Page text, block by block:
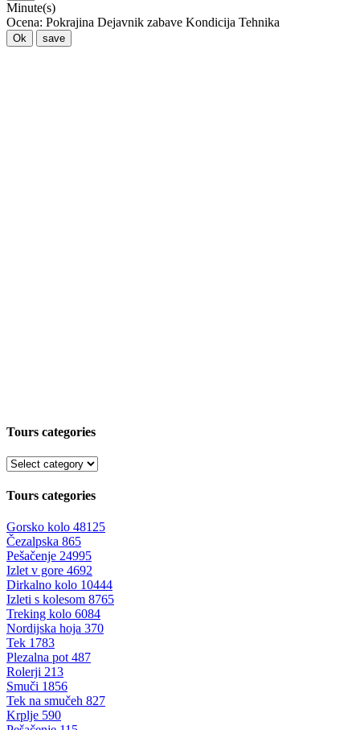
Minute(s)
Ocena: Pokrajina Dejavnik zabave Kondicija Tehnika
Ok save
Tours categories
Tours categories
Gorsko kolo 48125
Čezalpska 865
Pešačenje 24995
Izlet v gore 4692
Dirkalno kolo 10444
Izleti s kolesom 8765
Treking kolo 6084
Nordijska hoja 370
Tek 1783
Plezalna pot 487
Rolerji 213
Smuči 1856
Tek na smučeh 827
Krplje 590